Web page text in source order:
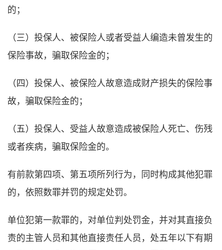
的；
（三）投保人、被保险人或者受益人编造未曾发生的
保险事故，骗取保险金的；
（四）投保人、被保险人故意造成财产损失的保险事
故，骗取保险金的；
（五）投保人、受益人故意造成被保险人死亡、伤残
或者疾病，骗取保险金的。
有前款第四项、第五项所列行为，同时构成其他犯罪
的，依照数罪并罚的规定处罚。
单位犯第一款罪的，对单位判处罚金，并对其直接负
责的主管人员和其他直接责任人员，处五年以下有期